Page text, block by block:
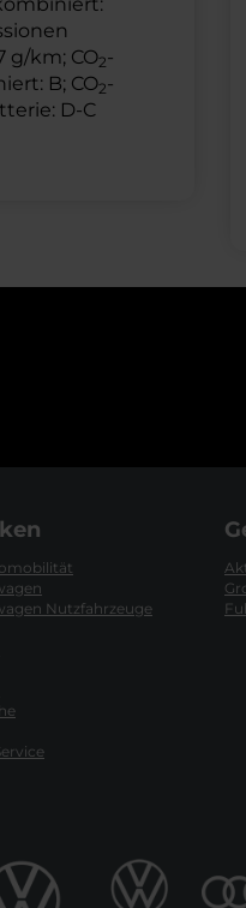
g/km; CO2-
B; CO2-
D-C
Nutzfahrzeuge